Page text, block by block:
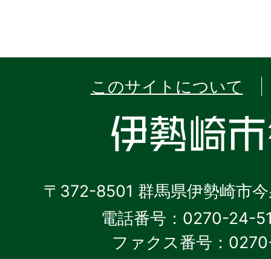
このサイトについて
〒372-8501 群馬県伊勢崎市
電話番号：0270-24-
ファクス番号：